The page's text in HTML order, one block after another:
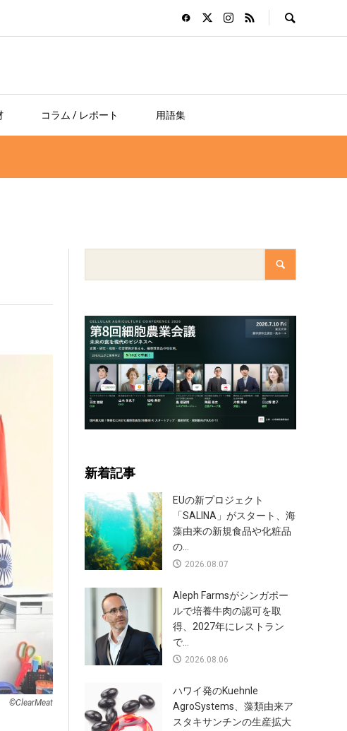
コラム / レポート 用語集
©︎ClearMeat
新着記事
EUの新プロジェクト
「SALINA」がスタート、海
藻由来の新規食品や化粧品
の...
2026.08.07
Aleph Farmsがシンガポー
ルで培養牛肉の認可を取
得、2027年にレストラン
で...
2026.08.06
ハワイ発のKuehnle
AgroSystems、藻類由来ア
スタキサンチンの生産拡大